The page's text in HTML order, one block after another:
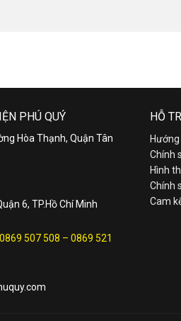
PHÚ QUÝ
Hòa Thạnh, Quận Tân
6, TP.Hồ Chí Minh
0869 507 508 – 0869 521
HỖ
Chính
Hình
Chính
Cam